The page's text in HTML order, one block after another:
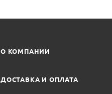
О КОМПАНИИ
ДОСТАВКА И ОПЛАТА